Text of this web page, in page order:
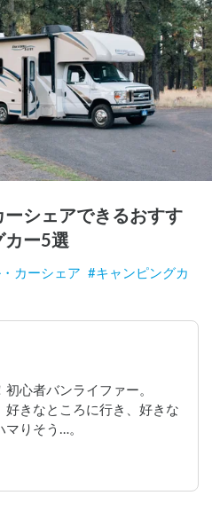
シェアできるおすす
カー5選
カーシェア #キャンピングカ
心者バンライファー。
好きなところに行き、好きな
マりそう…。